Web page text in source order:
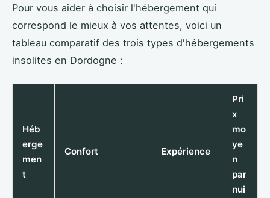
Pour vous aider à choisir l'hébergement qui
correspond le mieux à vos attentes, voici un
tableau comparatif des trois types d'hébergements
insolites en Dordogne :
Héb
erge
men
t
Confort Expérience
Pri
x
mo
ye
n
par
nui